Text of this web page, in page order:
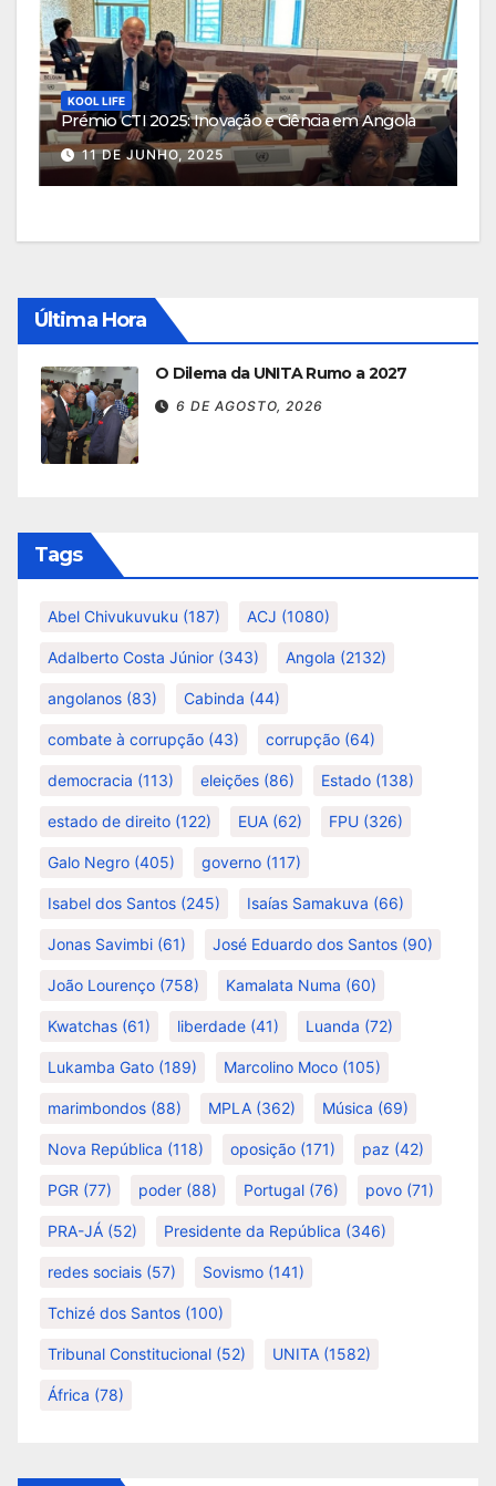
KOOL LIFE
Prémio CTI 2025: Inovação e Ciência em Angola
11 DE JUNHO, 2025
Última Hora
O Dilema da UNITA Rumo a 2027
6 DE AGOSTO, 2026
Tags
Abel Chivukuvuku (187) ACJ (1080)
Adalberto Costa Júnior (343) Angola (2132)
angolanos (83) Cabinda (44)
combate à corrupção (43) corrupção (64)
democracia (113) eleições (86) Estado (138)
estado de direito (122) EUA (62) FPU (326)
Galo Negro (405) governo (117)
Isabel dos Santos (245) Isaías Samakuva (66)
Jonas Savimbi (61) José Eduardo dos Santos (90)
João Lourenço (758) Kamalata Numa (60)
Kwatchas (61) liberdade (41) Luanda (72)
Lukamba Gato (189) Marcolino Moco (105)
marimbondos (88) MPLA (362) Música (69)
Nova República (118) oposição (171) paz (42)
PGR (77) poder (88) Portugal (76) povo (71)
PRA-JÁ (52) Presidente da República (346)
redes sociais (57) Sovismo (141)
Tchizé dos Santos (100)
Tribunal Constitucional (52) UNITA (1582)
África (78)